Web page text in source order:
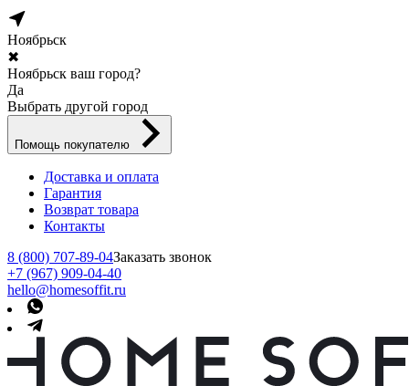
Ноябрьск
✖
Ноябрьск ваш город?
Да
Выбрать другой город
Помощь покупателю
Доставка и оплата
Гарантия
Возврат товара
Контакты
8 (800) 707-89-04Заказать звонок
+7 (967) 909-04-40
hello@homesoffit.ru